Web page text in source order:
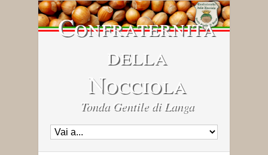
Confraternita
della
Nocciola
Tonda Gentile di Langa